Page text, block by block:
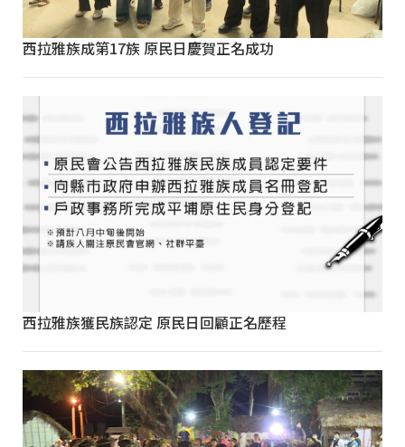
西拉雅族成第17族 原民日慶賀正名成功
西拉雅族獲民族認定 原民日回顧正名歷程